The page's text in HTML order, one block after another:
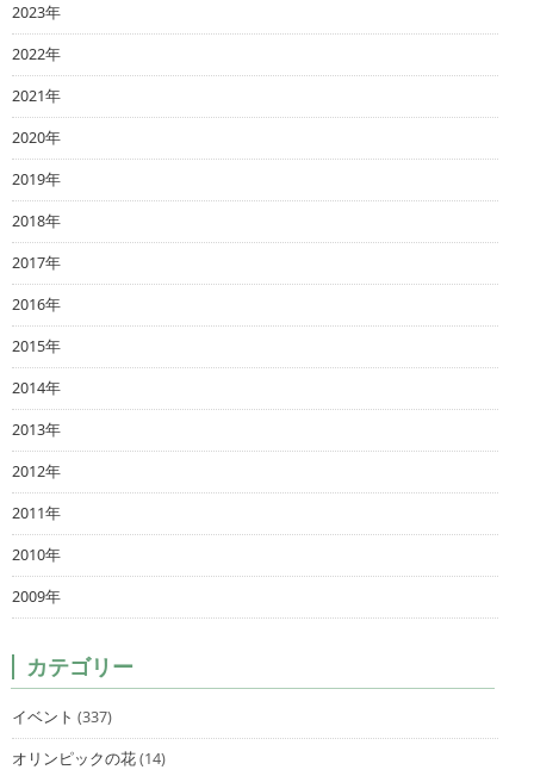
2023年
2022年
2021年
2020年
2019年
2018年
2017年
2016年
2015年
2014年
2013年
2012年
2011年
2010年
2009年
カテゴリー
イベント (337)
オリンピックの花(14)